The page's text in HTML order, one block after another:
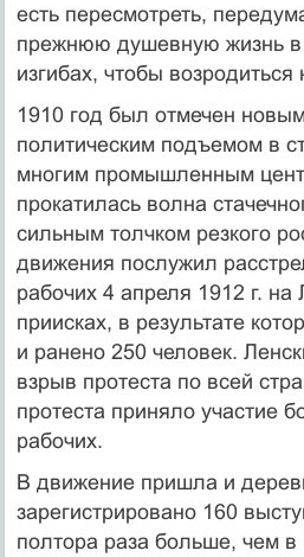
есть пересмотреть,
прежнюю душевную жизнь в
изгибах, чтобы возродиться
1910 год был отмечен
политическим подъемом в
многим промышленным
прокатилась волна
сильным толчком резкого
движения послужил
рабочих 4 апреля 1912 г. на
приисках, в результате
и ранено 250 человек.
взрыв протеста по всей
протеста приняло участие
рабочих.
В движение пришла и
зарегистрировано 160
полтора раза больше, чем в